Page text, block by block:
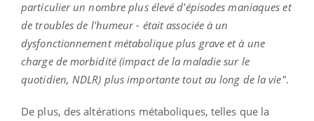
particulier un nombre plus élevé d'épisodes maniaques et
de troubles de l'humeur - était associée à un
dysfonctionnement métabolique plus grave et à une
charge de morbidité (impact de la maladie sur le
quotidien, NDLR) plus importante tout au long de la vie".
De plus, des altérations métaboliques, telles que la